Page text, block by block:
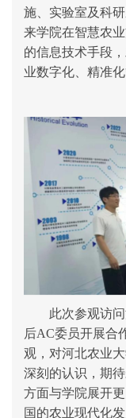
施、实验室及科
来学院在智慧农
的信息技术手段
业数字化、精准化
此次参观访
后AC委员开展合
观，对河北农业
深刻的认识，期
方面与学院展开
国的农业现代化发